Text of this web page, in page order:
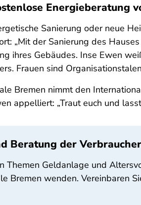
Energieberatung
Sanierung oder neue
„Mit der Sanierung des
ihres Gebäudes. Inse Ewen
Frauen sind
Bremen nimmt den
appelliert: „Traut euch und
Beratung der
Themen Geldanlage und
Bremen wenden. Vereinbaren